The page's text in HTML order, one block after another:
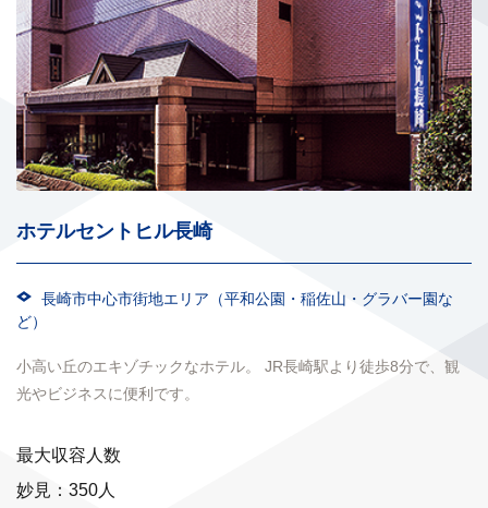
ホテルセントヒル長崎
長崎市中心市街地エリア（平和公園・稲佐山・グラバー園な
ど）
小高い丘のエキゾチックなホテル。 JR長崎駅より徒歩8分で、観
光やビジネスに便利です。
最大収容人数
妙見：350人